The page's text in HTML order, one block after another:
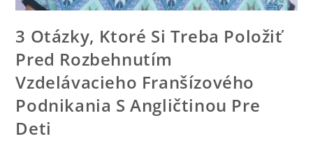
3 Otázky, Ktoré Si Treba Položiť
Pred Rozbehnutím
Vzdelávacieho Franšízového
Podnikania S Angličtinou Pre
Deti